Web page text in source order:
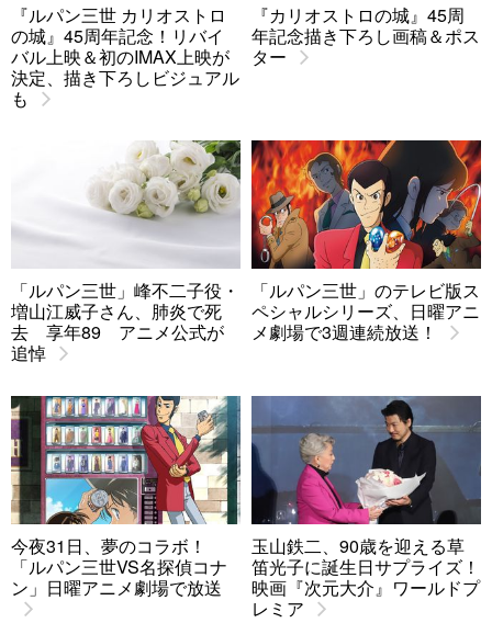
『ルパン三世 カリオストロ
の城』45周年記念！リバイ
バル上映＆初のIMAX上映が
決定、描き下ろしビジュアル
も
『カリオストロの城』45周
年記念描き下ろし画稿＆ポス
ター
「ルパン三世」峰不二子役・
増山江威子さん、肺炎で死
去 享年89 アニメ公式が
追悼
「ルパン三世」のテレビ版ス
ペシャルシリーズ、日曜アニ
メ劇場で3週連続放送！
今夜31日、夢のコラボ！
「ルパン三世VS名探偵コナ
ン」日曜アニメ劇場で放送
玉山鉄二、90歳を迎える草
笛光子に誕生日サプライズ！
映画『次元大介』ワールドプ
レミア